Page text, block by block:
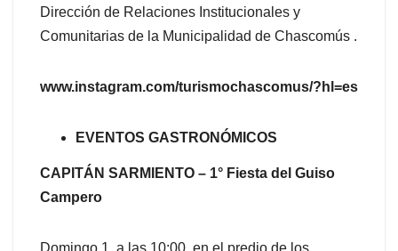
Dirección de Relaciones Institucionales y
Comunitarias de la Municipalidad de Chascomús .
www.instagram.com/turismochascomus/?hl=es
EVENTOS GASTRONÓMICOS
CAPITÁN SARMIENTO – 1° Fiesta del Guiso
Campero
Domingo 1, a las 10:00, en el predio de los